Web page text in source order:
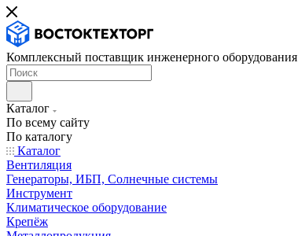
Комплексный поставщик инженерного оборудования
Каталог
По всему сайту
По каталогу
Каталог
Вентиляция
Генераторы, ИБП, Солнечные системы
Инструмент
Климатическое оборудование
Крепёж